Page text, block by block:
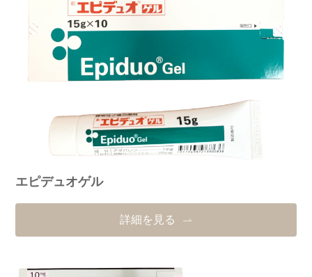
エピデュオゲル
詳細を見る